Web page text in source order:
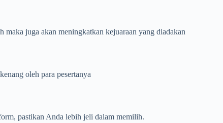
maka juga akan meningkatkan kejuaraan yang diadakan
oleh para pesertanya
pastikan Anda lebih jeli dalam memilih.